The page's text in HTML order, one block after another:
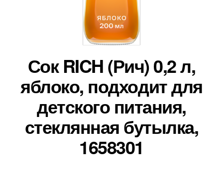
Сок RICH (Рич) 0,2 л,
яблоко, подходит для
детского питания,
стеклянная бутылка,
1658301